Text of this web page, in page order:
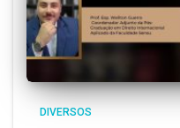
DIVERSOS